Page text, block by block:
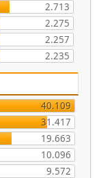
2.713
2.275
2.257
2.235
40.109
31.417
19.663
10.096
9.572